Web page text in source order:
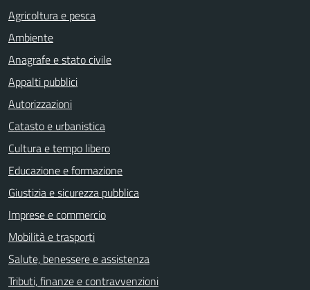
Agricoltura e pesca
Ambiente
Anagrafe e stato civile
Appalti pubblici
Autorizzazioni
Catasto e urbanistica
Cultura e tempo libero
Educazione e formazione
Giustizia e sicurezza pubblica
Imprese e commercio
Mobilità e trasporti
Salute, benessere e assistenza
Tributi, finanze e contravvenzioni